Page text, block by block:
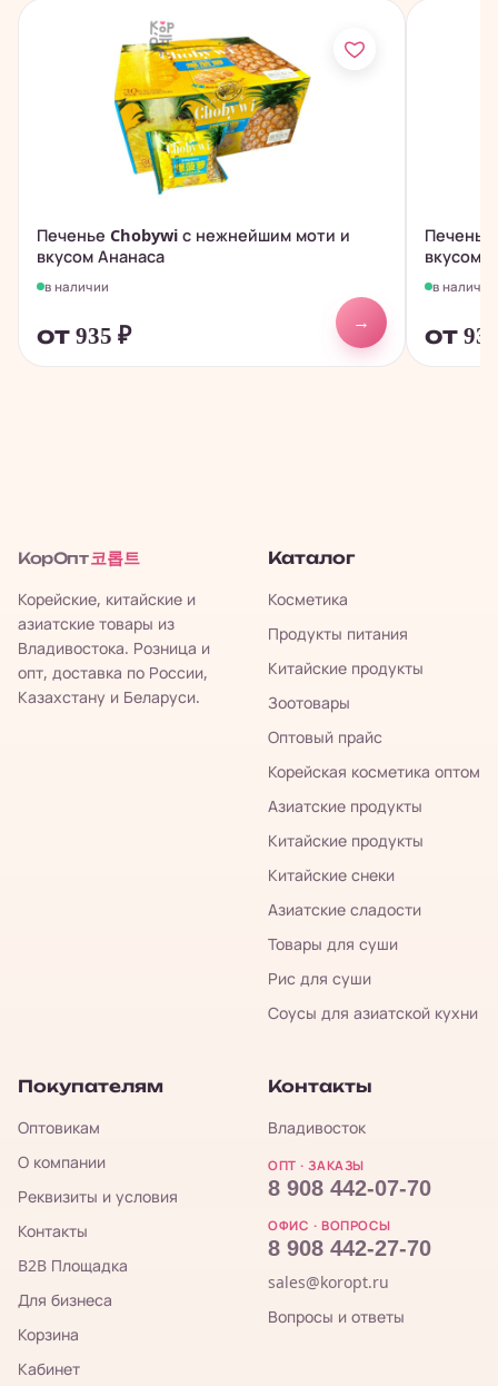
Печенье Chobywi с нежнейшим моти и
вкусом Ананаса
в наличии
от 935 ₽
→
вкусом
в наличии
от
КорОпт 코롭트
Корейские, китайские и
азиатские товары из
Владивостока. Розница и
опт, доставка по России,
Казахстану и Беларуси.
Каталог
Косметика
Продукты питания
Китайские продукты
Зоотовары
Оптовый прайс
Корейская косметика оптом
Азиатские продукты
Китайские продукты
Китайские снеки
Азиатские сладости
Товары для суши
Рис для суши
Соусы для азиатской кухни
Покупателям
Оптовикам
О компании
Реквизиты и условия
Контакты
B2B Площадка
Для бизнеса
Корзина
Кабинет
Контакты
Владивосток
ОПТ · ЗАКАЗЫ
8 908 442-07-70
ОФИС · ВОПРОСЫ
8 908 442-27-70
sales@koropt.ru
Вопросы и ответы